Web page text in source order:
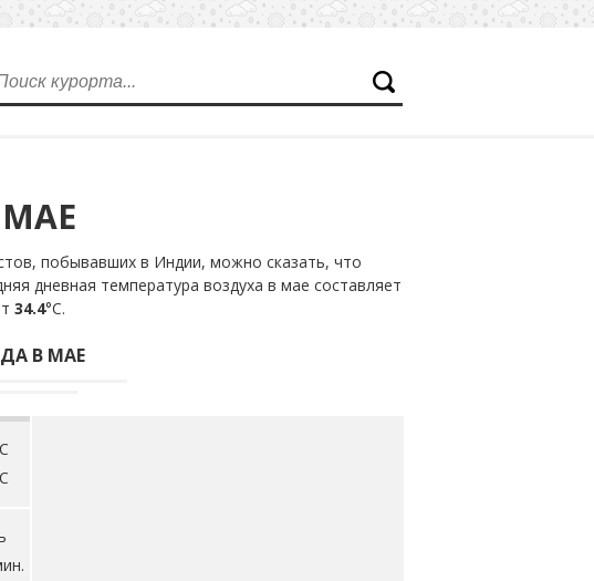
побывавших в Индии, можно сказать, что
дневная температура воздуха в мае составляет
34.4°С.
В МАЕ